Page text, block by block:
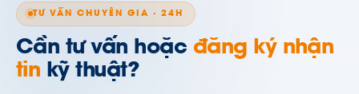
TƯ VẤN CHUYÊN GIA · 24H
Cần tư vấn hoặc đăng ký nhận
tin kỹ thuật?